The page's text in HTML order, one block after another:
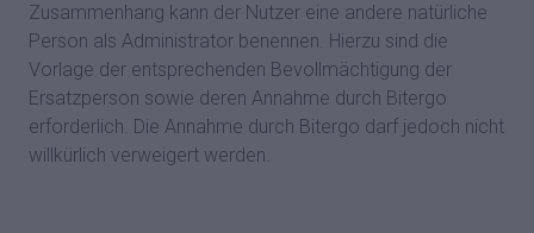
Zusammenhang kann der Nutzer eine andere natürliche
Person als Administrator benennen. Hierzu sind die
Vorlage der entsprechenden Bevollmächtigung der
Ersatzperson sowie deren Annahme durch Bitergo
erforderlich. Die Annahme durch Bitergo darf jedoch nicht
willkürlich verweigert werden.